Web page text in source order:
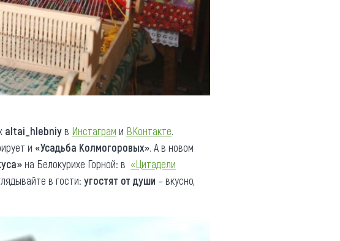
altai_hlebniyв Инстаграм и ВКонтакте.
и «Усадьба Колмогоровых». А в новом
на Белокурихе Горной: в «Цитадели
в гости: угостят от души – вкусно,